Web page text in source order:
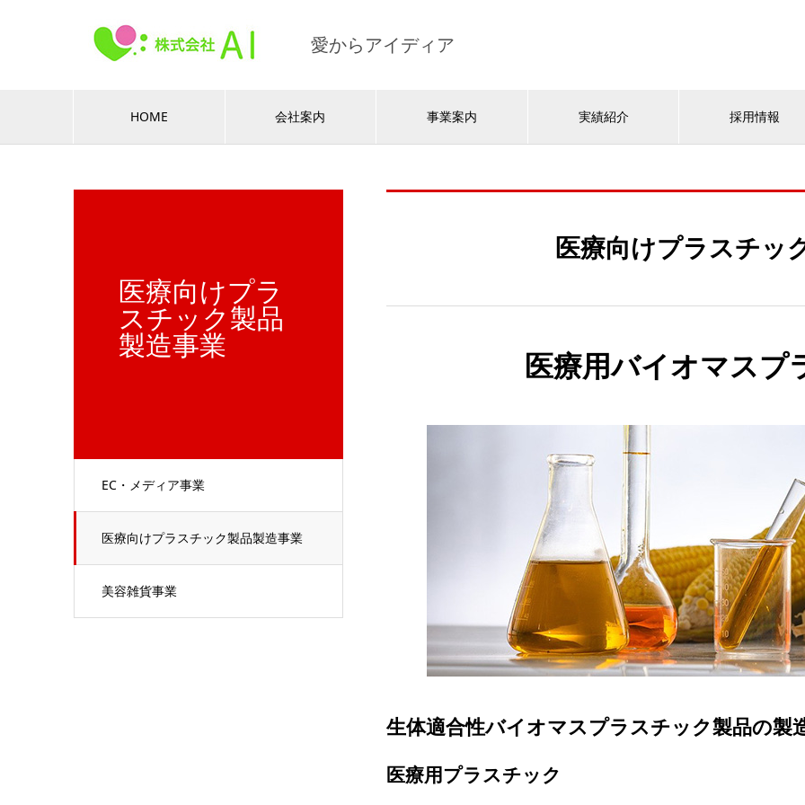
愛からアイディア
HOME 会社案内 事業案内 実績紹介 採用情報
医療向けプラ
スチック製品
製造事業
EC・メディア事業
医療向けプラスチック製品製造事業
美容雑貨事業
医療向けプラスチッ
医療用バイオマスプ
生体適合性バイオマスプラスチック製品の製
医療用プラスチック